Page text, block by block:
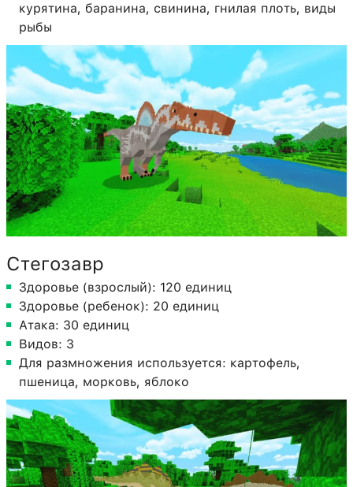
курятина, баранина, свинина, гнилая плоть, виды
рыбы
Стегозавр
Здоровье (взрослый): 120 единиц
Здоровье (ребенок): 20 единиц
Атака: 30 единиц
Видов: 3
Для размножения используется: картофель,
пшеница, морковь, яблоко